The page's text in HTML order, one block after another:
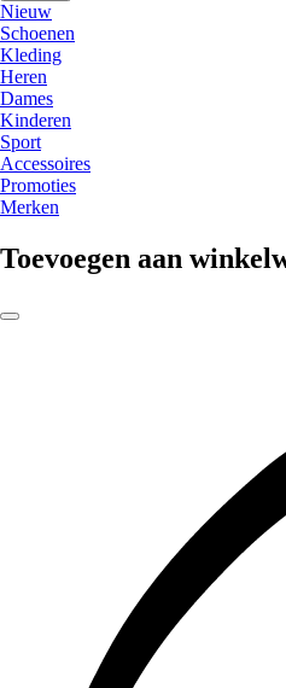
Nieuw
Schoenen
Kleding
Heren
Dames
Kinderen
Sport
Accessoires
Promoties
Merken
Toevoegen aan